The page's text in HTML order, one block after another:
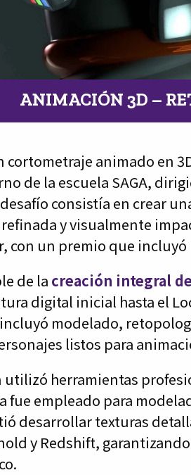
ANIMACIÓN 3D –
cortometraje animado en
de la escuela SAGA,
consistía en crear
y visualmente
con un premio que
de la creación integral
digital inicial hasta el
modelado,
listos para
utilizó herramientas
fue empleado para
desarrollar texturas
y Redshift,